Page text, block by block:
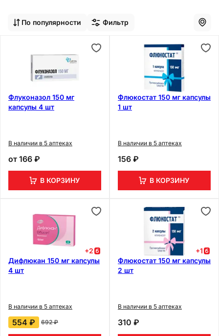
По популярности Фильтр
Флуконазол 150 мг
капсулы 4 шт
В наличии в 5 аптеках
от 166 ₽
В КОРЗИНУ
Флюкостат 150 мг капсулы
1 шт
В наличии в 5 аптеках
156 ₽
В КОРЗИНУ
+2
Дифлюкан 150 мг капсулы
4 шт
В наличии в 5 аптеках
554 ₽ 692 ₽
+1
Флюкостат 150 мг капсулы
2 шт
В наличии в 5 аптеках
310 ₽